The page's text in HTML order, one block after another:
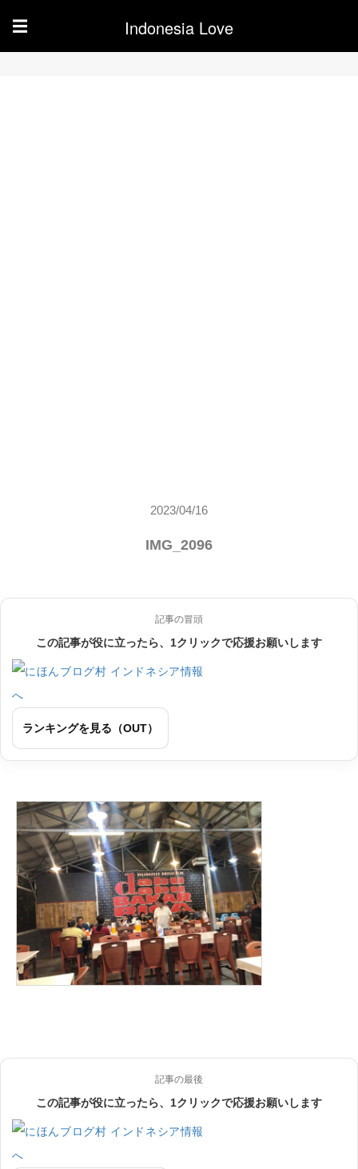
☰ Indonesia Love
2023/04/16
IMG_2096
記事の冒頭
この記事が役に立ったら、1クリックで応援お願いします
ランキングを見る（OUT）
記事の最後
この記事が役に立ったら、1クリックで応援お願いします